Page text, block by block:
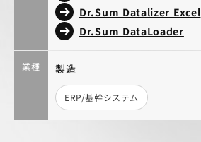
Dr.Sum Datalizer Excel
Dr.Sum DataLoader
業種 製造
ERP/基幹システム